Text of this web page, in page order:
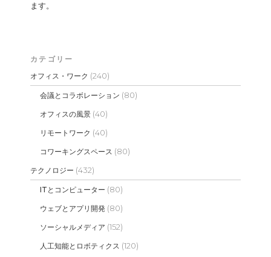
ます。
カテゴリー
オフィス・ワーク (240)
会議とコラボレーション (80)
オフィスの風景 (40)
リモートワーク (40)
コワーキングスペース (80)
テクノロジー (432)
ITとコンピューター (80)
ウェブとアプリ開発 (80)
ソーシャルメディア (152)
人工知能とロボティクス (120)